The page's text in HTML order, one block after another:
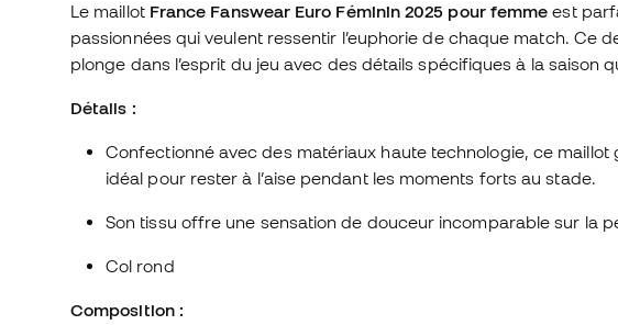
Le maillot France Fanswear Euro Féminin 2025 pour femme est
passionnées qui veulent ressentir l’euphorie de chaque match. Ce
plonge dans l’esprit du jeu avec des détails spécifiques à la saison
Détails :
Confectionné avec des matériaux haute technologie, ce
idéal pour rester à l’aise pendant les moments forts au stade.
Son tissu offre une sensation de douceur incomparable sur la
Col rond
Composition :